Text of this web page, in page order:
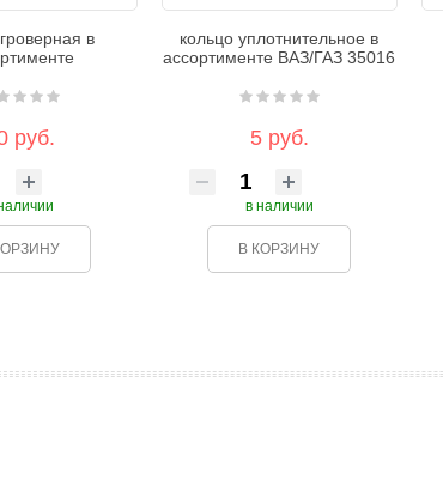
в
руб.
кольцо уплотнительное в
ассортименте ВАЗ/ГАЗ 35016
5 руб.
в наличии
В КОРЗИНУ